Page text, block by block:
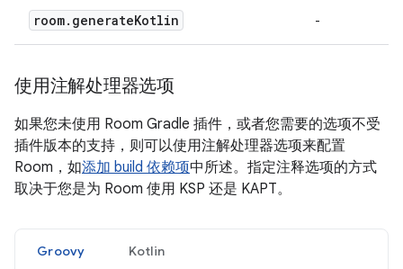
room. generateKotlin -
使用注解处理器选项
如果您未使用 Room Gradle 插件，或者您需要的选项不受
插件版本的支持，则可以使用注解处理器选项来配置
Room，如添加 build 依赖项中所述。指定注释选项的方式
取决于您是为 Room 使用 KSP 还是 KAPT。
Groovy Kotlin